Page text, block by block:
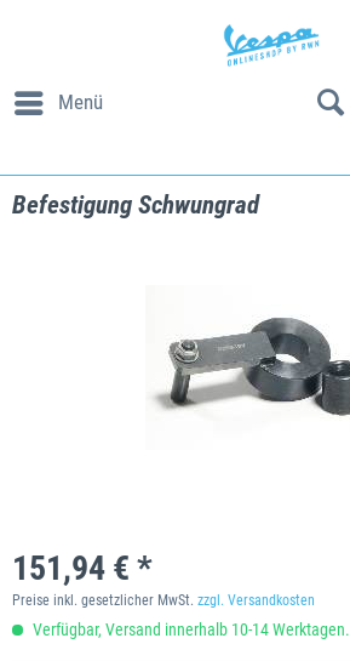
Menü
Befestigung Schwungrad
151,94 € *
Preise inkl. gesetzlicher MwSt. zzgl. Versandkosten
Verfügbar, Versand innerhalb 10-14 Werktagen.